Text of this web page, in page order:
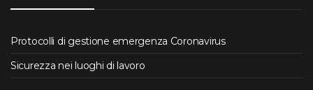
Protocolli di gestione emergenza Coronavirus
Sicurezza nei luoghi di lavoro